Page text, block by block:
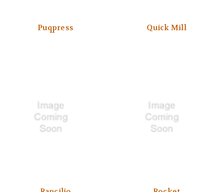
Puqpress Quick Mill